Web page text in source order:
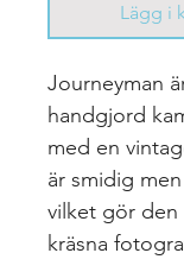
Lägg i
Journeyman
handgjord
med en
är smidig
vilket gör den
kräsna